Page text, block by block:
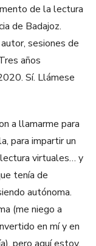
de la lectura
de Badajoz.
sesiones de
años
Sí. Llámese
a llamarme para
para impartir un
virtuales… y
tenía de
autónoma.
(me niego a
en mí y en